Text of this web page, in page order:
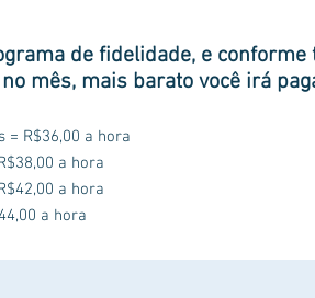
de fidelidade, e
mês, mais barato você irá
= R$36,00 a hora
a hora
a hora
a hora